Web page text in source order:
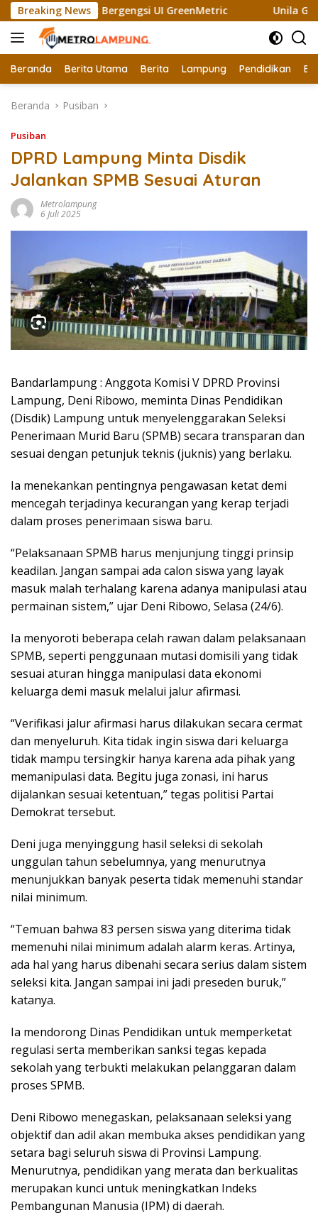
Langsung
ke
konten
Breaking News
Sertifikat Bergengsi UI GreenMetric Unila
Beranda Berita Utama Berita Lampung Pendidikan
Beranda Pusiban
Pusiban
DPRD Lampung Minta Disdik
Jalankan SPMB Sesuai Aturan
Metrolampung
6 Juli 2025
Bandarlampung : Anggota Komisi V DPRD Provinsi
Lampung, Deni Ribowo, meminta Dinas Pendidikan
(Disdik) Lampung untuk menyelenggarakan Seleksi
Penerimaan Murid Baru (SPMB) secara transparan dan
sesuai dengan petunjuk teknis (juknis) yang berlaku.
Ia menekankan pentingnya pengawasan ketat demi
mencegah terjadinya kecurangan yang kerap terjadi
dalam proses penerimaan siswa baru.
“Pelaksanaan SPMB harus menjunjung tinggi prinsip
keadilan. Jangan sampai ada calon siswa yang layak
masuk malah terhalang karena adanya manipulasi atau
permainan sistem,” ujar Deni Ribowo, Selasa (24/6).
Ia menyoroti beberapa celah rawan dalam pelaksanaan
SPMB, seperti penggunaan mutasi domisili yang tidak
sesuai aturan hingga manipulasi data ekonomi
keluarga demi masuk melalui jalur afirmasi.
“Verifikasi jalur afirmasi harus dilakukan secara cermat
dan menyeluruh. Kita tidak ingin siswa dari keluarga
tidak mampu tersingkir hanya karena ada pihak yang
memanipulasi data. Begitu juga zonasi, ini harus
dijalankan sesuai ketentuan,” tegas politisi Partai
Demokrat tersebut.
Deni juga menyinggung hasil seleksi di sekolah
unggulan tahun sebelumnya, yang menurutnya
menunjukkan banyak peserta tidak memenuhi standar
nilai minimum.
“Temuan bahwa 83 persen siswa yang diterima tidak
memenuhi nilai minimum adalah alarm keras. Artinya,
ada hal yang harus dibenahi secara serius dalam sistem
seleksi kita. Jangan sampai ini jadi preseden buruk,”
katanya.
Ia mendorong Dinas Pendidikan untuk memperketat
regulasi serta memberikan sanksi tegas kepada
sekolah yang terbukti melakukan pelanggaran dalam
proses SPMB.
Deni Ribowo menegaskan, pelaksanaan seleksi yang
objektif dan adil akan membuka akses pendidikan yang
setara bagi seluruh siswa di Provinsi Lampung.
Menurutnya, pendidikan yang merata dan berkualitas
merupakan kunci untuk meningkatkan Indeks
Pembangunan Manusia (IPM) di daerah.